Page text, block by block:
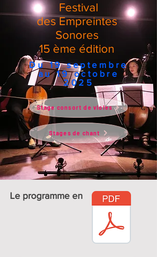
Festival
des Empreintes
Sonores
15 ème édition
Du 19 septembre
au 19 octobre
2025
Stage consort de violes
Stages de chant
Le programme en